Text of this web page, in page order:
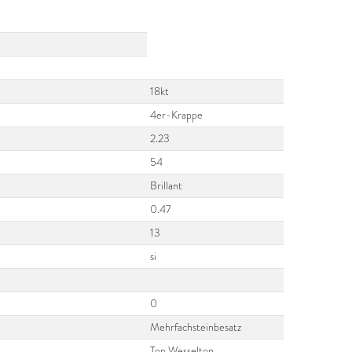
18kt
4er-Krappe
2.23
54
Brillant
0.47
13
si
0
Mehrfachsteinbesatz